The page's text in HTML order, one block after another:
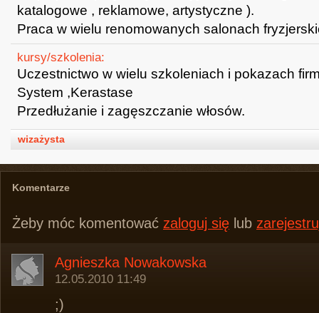
katalogowe , reklamowe, artystyczne ).
Praca w wielu renomowanych salonach
kursy/szkolenia:
Uczestnictwo w wielu szkoleniach i pokazach
System ,Kerastase
Przedłużanie i zagęszczanie włosów.
wizażysta
Komentarze
Żeby móc komentować zaloguj się lub
Agnieszka Nowakowska
12.05.2010 11:49
;)